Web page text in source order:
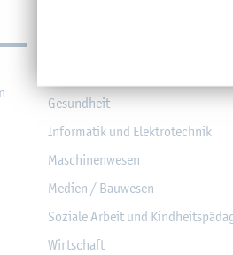
Ge­sund­heit
In­for­ma­tik und Elek­tro­tech­nik
Ma­schi­nen­we­sen
Me­di­en / Bau­we­sen
So­zia­le Ar­beit und
Wirt­schaft